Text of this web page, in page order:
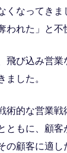
くなってき
われた」と不
飛び込み営
した。
術的な営業
ともに、顧
の顧客に適